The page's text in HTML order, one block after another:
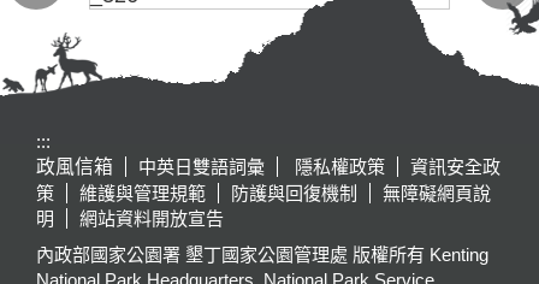
:::
政風信箱
中英日雙語詞彙 隱私權政策
資訊安全政
策
維護與管理規範 防護與回復機制
無障礙網頁說
明
網站資料開放宣告
內政部國家公園署 墾丁國家公園管理處 版權所有 Kenting
National Park Headquarters, National Park Service,